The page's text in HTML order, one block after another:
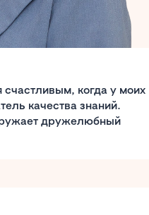
когда у моих
качества знаний.
дружелюбный